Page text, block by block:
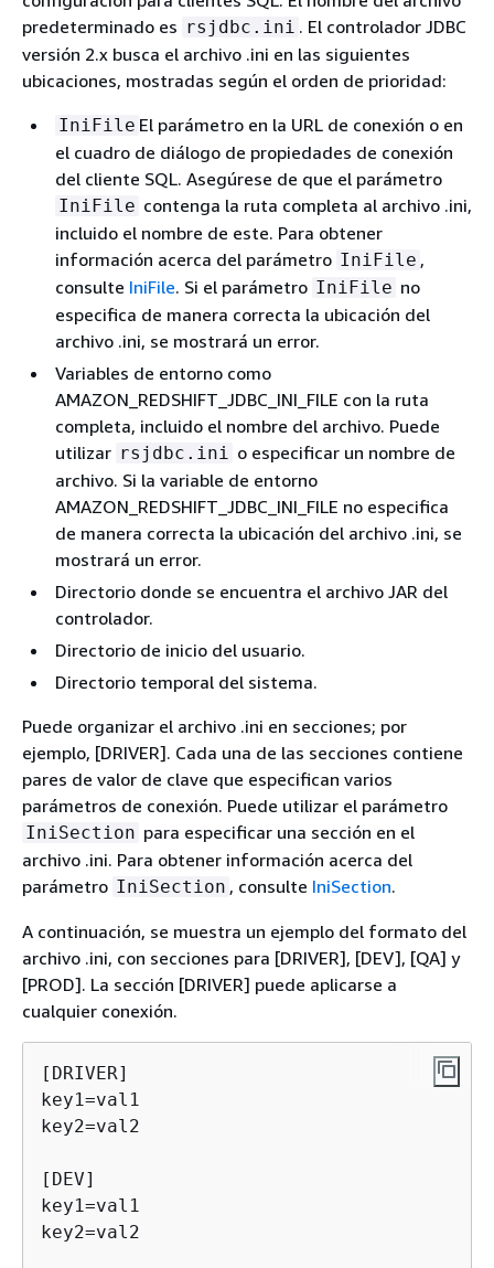
predeterminado es rsjdbc.ini . El controlador JDBC
versión 2.x busca el archivo .ini en las siguientes
ubicaciones, mostradas según el orden de prioridad:
IniFile El parámetro en la URL de conexión o en
el cuadro de diálogo de propiedades de conexión
del cliente SQL. Asegúrese de que el parámetro
IniFile contenga la ruta completa al archivo .ini,
incluido el nombre de este. Para obtener
información acerca del parámetro IniFile ,
consulte IniFile. Si el parámetro IniFile no
especifica de manera correcta la ubicación del
archivo .ini, se mostrará un error.
Variables de entorno como
AMAZON_REDSHIFT_JDBC_INI_FILE con la ruta
completa, incluido el nombre del archivo. Puede
utilizar rsjdbc.ini o especificar un nombre de
archivo. Si la variable de entorno
AMAZON_REDSHIFT_JDBC_INI_FILE no especifica
de manera correcta la ubicación del archivo .ini, se
mostrará un error.
Directorio donde se encuentra el archivo JAR del
controlador.
Directorio de inicio del usuario.
Directorio temporal del sistema.
Puede organizar el archivo .ini en secciones; por
ejemplo, [DRIVER]. Cada una de las secciones contiene
pares de valor de clave que especifican varios
parámetros de conexión. Puede utilizar el parámetro
IniSection para especificar una sección en el
archivo .ini. Para obtener información acerca del
parámetro IniSection , consulte IniSection.
A continuación, se muestra un ejemplo del formato del
archivo .ini, con secciones para [DRIVER], [DEV], [QA] y
[PROD]. La sección [DRIVER] puede aplicarse a
cualquier conexión.
[DRIVER]
key1=val1
key2=val2
[DEV]
key1=val1
key2=val2